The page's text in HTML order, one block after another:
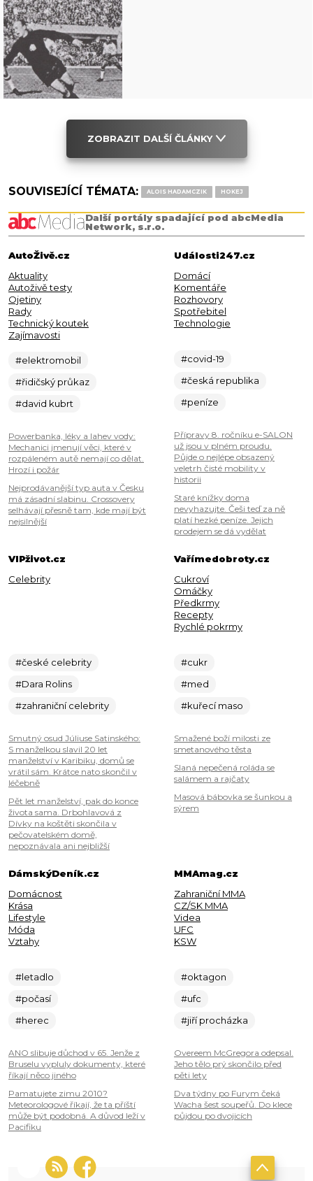
ZOBRAZIT DALŠÍ ČLÁNKY
SOUVISEJÍCÍ TÉMATA: ALOIS HADAMCZIK HOKEJ
Další portály spadající pod abcMedia
Network, s.r.o.
AutoŽivě.cz
Aktuality
Autoživě testy
Ojetiny
Rady
Technický koutek
Zajímavosti
#elektromobil
#řidičský průkaz
#david kubrt
Powerbanka, léky a lahev vody:
Mechanici jmenují věci, které v
rozpáleném autě nemají co dělat.
Hrozí i požár
Nejprodávanější typ auta v Česku
má zásadní slabinu. Crossovery
selhávají přesně tam, kde mají být
nejsilnější
Události247.cz
Domácí
Komentáře
Rozhovory
Spotřebitel
Technologie
#covid-19
#česká republika
#peníze
Přípravy 8. ročníku e-SALON
už jsou v plném proudu.
Půjde o nejlépe obsazený
veletrh čisté mobility v
historii
Staré knížky doma
nevyhazujte. Češi teď za ně
platí hezké peníze. Jejich
prodejem se dá vydělat
VIPživot.cz
Celebrity
#české celebrity
#Dara Rolins
#zahraniční celebrity
Smutný osud Júliuse Satinského:
S manželkou slavil 20 let
manželství v Karibiku, domů se
vrátil sám. Krátce nato skončil v
léčebně
Pět let manželství, pak do konce
života sama. Drbohlavová z
Dívky na koštěti skončila v
pečovatelském domě,
nepoznávala ani nejbližší
Vařímedobroty.cz
Cukroví
Omáčky
Předkrmy
Recepty
Rychlé pokrmy
#cukr
#med
#kuřecí maso
Smažené boží milosti ze
smetanového těsta
Slaná nepečená roláda se
salámem a rajčaty
Masová bábovka se šunkou a
sýrem
DámskýDeník.cz
Domácnost
Krása
Lifestyle
Móda
Vztahy
#letadlo
#počasí
#herec
ANO slibuje důchod v 65. Jenže z
Bruselu vypluly dokumenty, které
říkají něco jiného
Pamatujete zimu 2010?
Meteorologové říkají, že ta příští
může být podobná. A důvod leží v
Pacifiku
MMAmag.cz
Zahraniční MMA
CZ/SK MMA
Videa
UFC
KSW
#oktagon
#ufc
#jiří procházka
Overeem McGregora odepsal.
Jeho tělo prý skončilo před
pěti lety
Dva týdny po Furym čeká
Wacha šest soupeřů. Do klece
půjdou po dvojicích